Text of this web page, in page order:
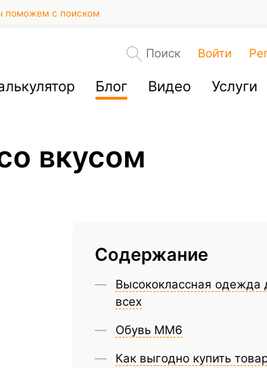
поможем с поиском
Поиск Войти
Блог Видео Услуги
вкусом
Содержание
Высококлассная одежда
всех
Обувь ММ6
Как выгодно купить